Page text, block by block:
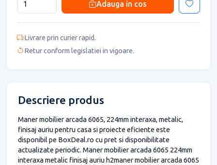
Adauga in cos
Livrare prin curier rapid.
Retur conform legislatiei in vigoare.
Descriere produs
Maner mobilier arcada 6065, 224mm interaxa, metalic,
finisaj auriu pentru casa si proiecte eficiente este
disponibil pe BoxDeal.ro cu pret si disponibilitate
actualizate periodic. Maner mobilier arcada 6065 224mm
interaxa metalic finisaj auriu h2maner mobilier arcada 6065